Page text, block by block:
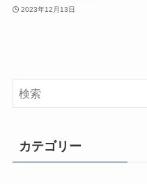
2023年12月13日
カテゴリー